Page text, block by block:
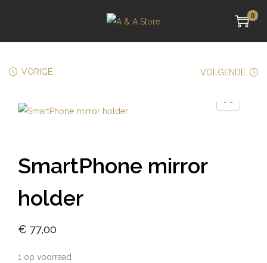
0
VORIGE VOLGENDE
SmartPhone mirror
holder
€ 77,00
1 op voorraad